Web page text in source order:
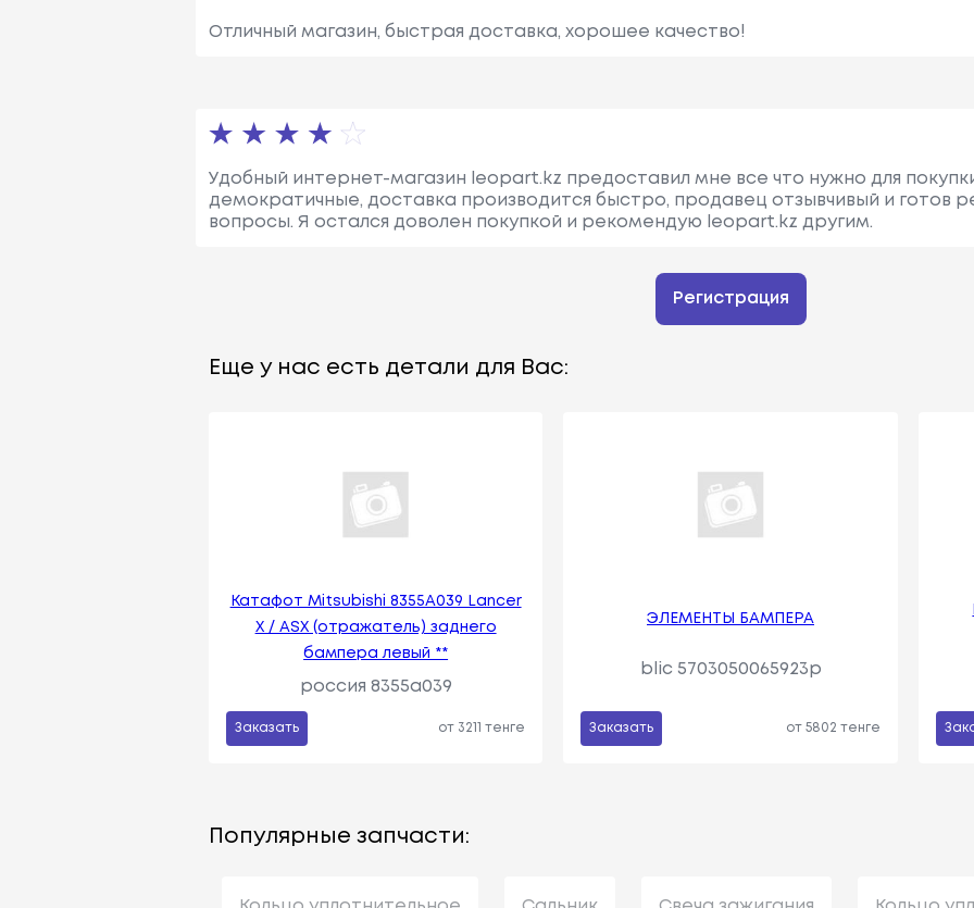
Отличный магазин, быстрая доставка, хорошее качество!
Удобный интернет-магазин leopart.kz предоставил мне все что нужно для
демократичные, доставка производится быстро, продавец отзывчивый и готов
вопросы. Я остался доволен покупкой и рекомендую leopart.kz другим.
Регистрация
Еще у нас есть детали для Вас:
Катафот Mitsubishi 8355A039 Lancer
X / ASX (отражатель) заднего
бампера левый **
россия 8355a039
Заказать от 3211 тенге
ЭЛЕМЕНТЫ БАМПЕРА
blic 5703050065923p
Заказать от 5802 тенге
Популярные запчасти: